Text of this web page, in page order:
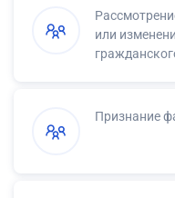
или
Признание